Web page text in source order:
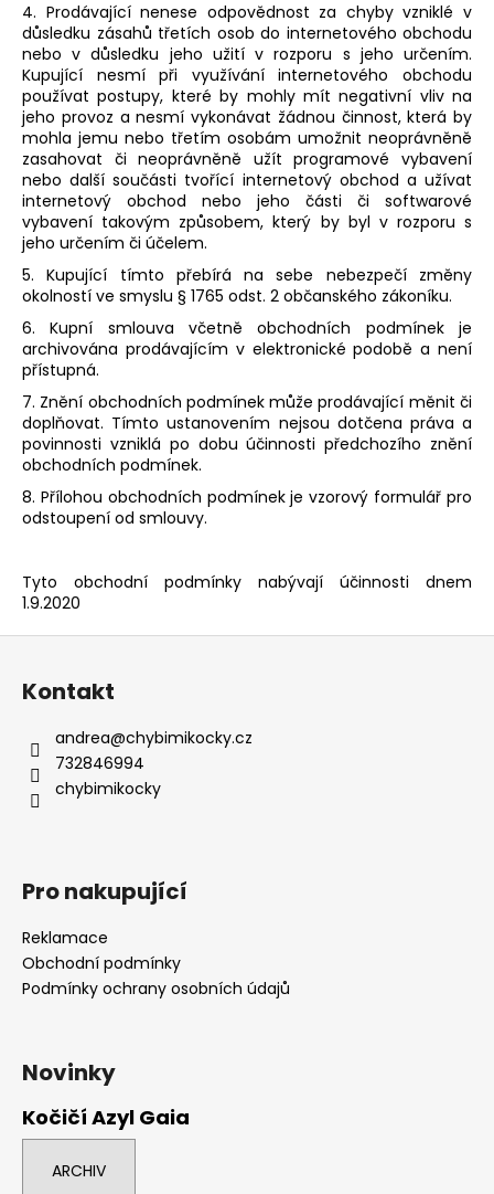
4. Prodávající nenese odpovědnost za chyby vzniklé v
důsledku zásahů třetích osob do internetového obchodu
nebo v důsledku jeho užití v rozporu s jeho určením.
Kupující nesmí při využívání internetového obchodu
používat postupy, které by mohly mít negativní vliv na
jeho provoz a nesmí vykonávat žádnou činnost, která by
mohla jemu nebo třetím osobám umožnit neoprávněně
zasahovat či neoprávněně užít programové vybavení
nebo další součásti tvořící internetový obchod a užívat
internetový obchod nebo jeho části či softwarové
vybavení takovým způsobem, který by byl v rozporu s
jeho určením či účelem.
5. Kupující tímto přebírá na sebe nebezpečí změny
okolností ve smyslu § 1765 odst. 2 občanského zákoníku.
6. Kupní smlouva včetně obchodních podmínek je
archivována prodávajícím v elektronické podobě a není
přístupná.
7. Znění obchodních podmínek může prodávající měnit či
doplňovat. Tímto ustanovením nejsou dotčena práva a
povinnosti vzniklá po dobu účinnosti předchozího znění
obchodních podmínek.
8. Přílohou obchodních podmínek je vzorový formulář pro
odstoupení od smlouvy.
Tyto obchodní podmínky nabývají účinnosti dnem
1.9.2020
Kontakt
andrea@chybimikocky.cz
732846994
chybimikocky
Pro nakupující
Reklamace
Obchodní podmínky
Podmínky ochrany osobních údajů
Novinky
Kočičí Azyl Gaia
ARCHIV